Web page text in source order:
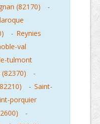
(82170)
-
- Reynies
val
tulmont
-
- Saint-
porquier
-